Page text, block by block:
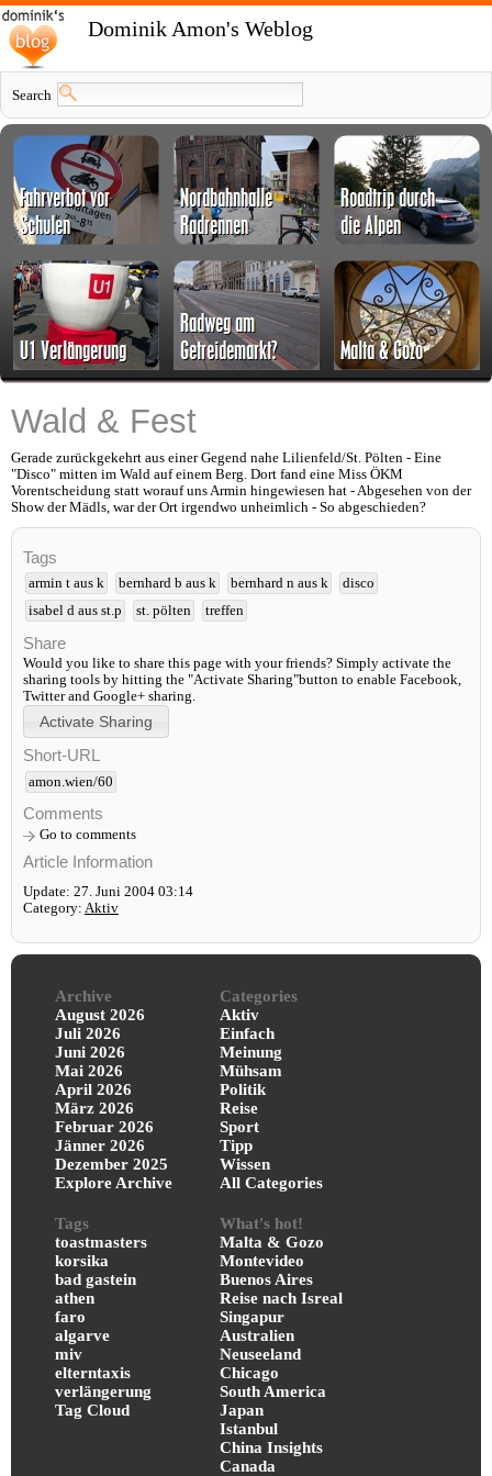
Dominik Amon's Weblog
Search
Wald & Fest
Gerade zurückgekehrt aus einer Gegend nahe Lilienfeld/St. Pölten - Eine
"Disco" mitten im Wald auf einem Berg. Dort fand eine Miss ÖKM
Vorentscheidung statt worauf uns Armin hingewiesen hat - Abgesehen von der
Show der Mädls, war der Ort irgendwo unheimlich - So abgeschieden?
Tags
armin t aus k bernhard b aus k bernhard n aus k
disco
isabel d aus st.p
st. pölten treffen
Share
Would you like to share this page with your friends? Simply activate the
sharing tools by hitting the "Activate Sharing"button to enable Facebook,
Twitter and Google+ sharing.
Short-URL
amon.wien/60
Comments
Go to comments
Article Information
Update: 27. Juni 2004 03:14
Category: Aktiv
Archive
August 2026
Juli 2026
Juni 2026
Mai 2026
April 2026
März 2026
Februar 2026
Jänner 2026
Dezember 2025
Explore Archive
Categories
Aktiv
Einfach
Meinung
Mühsam
Politik
Reise
Sport
Tipp
Wissen
All Categories
Tags
toastmasters
korsika
bad gastein
athen
faro
algarve
miv
elterntaxis
verlängerung
Tag Cloud
What's hot!
Malta & Gozo
Montevideo
Buenos Aires
Reise nach Isreal
Singapur
Australien
Neuseeland
Chicago
South America
Japan
Istanbul
China Insights
Canada